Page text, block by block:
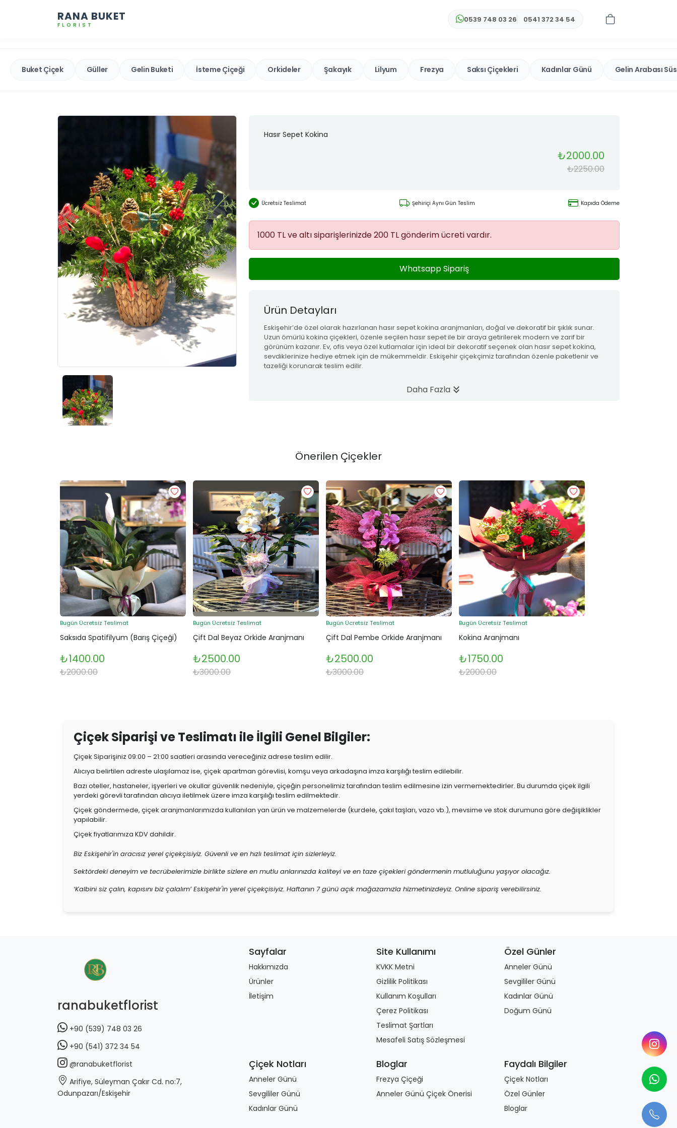
RANA BUKET
FLORIST
0539 748 03 26 0541 372 34 54
Buket Çiçek Güller Gelin Buketi İsteme Çiçeği Orkideler Şakayık Lilyum Frezya Saksı Çiçekleri Kadınlar Günü Gelin Arabası
Hasır Sepet Kokina
₺2000.00
₺2250.00
Ücretsiz Teslimat Şehiriçi Aynı Gün Teslim Kapıda Ödeme
1000 TL ve altı siparişlerinizde 200 TL gönderim ücreti vardır.
Whatsapp Sipariş
Ürün Detayları
Eskişehir’de özel olarak hazırlanan hasır sepet kokina aranjmanları, doğal ve dekoratif bir şıklık sunar.
Uzun ömürlü kokina çiçekleri, özenle seçilen hasır sepet ile bir araya getirilerek modern ve zarif bir
görünüm kazanır. Ev, ofis veya özel kutlamalar için ideal bir dekoratif seçenek olan hasır sepet kokina,
sevdiklerinize hediye etmek için de mükemmeldir. Eskişehir çiçekçimiz tarafından özenle paketlenir ve
tazeliği korunarak teslim edilir.
Daha Fazlakeyboard_double_arrow_down
Önerilen Çiçekler
Bugün Ücretsiz Teslimat
Saksıda Spatifilyum (Barış Çiçeği)
₺1400.00
₺2000.00
Bugün Ücretsiz Teslimat
Çift Dal Beyaz Orkide Aranjmanı
₺2500.00
₺3000.00
Bugün Ücretsiz Teslimat
Çift Dal Pembe Orkide Aranjmanı
₺2500.00
₺3000.00
Bugün Ücretsiz Teslimat
Kokina Aranjmanı
₺1750.00
₺2000.00
Çiçek Siparişi ve Teslimatı ile İlgili Genel Bilgiler:
Çiçek Siparişiniz 09:00 – 21:00 saatleri arasında vereceğiniz adrese teslim edilir.
Alıcıya belirtilen adreste ulaşılamaz ise, çiçek apartman görevlisi, komşu veya arkadaşına imza karşılığı teslim edilebilir.
Bazı oteller, hastaneler, işyerleri ve okullar güvenlik nedeniyle, çiçeğin personelimiz tarafından teslim edilmesine izin vermemektedirler. Bu durumda çiçek ilgili
yerdeki görevli tarafından alıcıya iletilmek üzere imza karşılığı teslim edilmektedir.
Çiçek göndermede, çiçek aranjmanlarımızda kullanılan yan ürün ve malzemelerde (kurdele, çakıl taşları, vazo vb.), mevsime ve stok durumuna göre değişiklikler
yapılabilir.
Çiçek fiyatlarımıza KDV dahildir.
Biz Eskişehir'in aracısız yerel çiçekçisiyiz. Güvenli ve en hızlı teslimat için sizlerleyiz.
Sektördeki deneyim ve tecrübelerimizle birlikte sizlere en mutlu anlarınızda kaliteyi ve en taze çiçekleri göndermenin mutluluğunu yaşıyor olacağız.
‘Kalbini siz çalın, kapısını biz çalalım’ Eskişehir'in yerel çiçekçisiyiz. Haftanın 7 günü açık mağazamızla hizmetinizdeyiz. Online sipariş verebilirsiniz.
ranabuketflorist
+90 (539) 748 03 26
+90 (541) 372 34 54
@ranabuketflorist
Arifiye, Süleyman Çakır Cd. no:7,
Odunpazarı/Eskişehir
Sayfalar
Hakkımızda
Ürünler
İletişim
Site Kullanımı
KVKK Metni
Gizlilik Politikası
Kullanım Koşulları
Çerez Politikası
Teslimat Şartları
Mesafeli Satış Sözleşmesi
Özel Günler
Anneler Günü
Sevgililer Günü
Kadınlar Günü
Doğum Günü
Çiçek Notları
Anneler Günü
Sevgililer Günü
Kadınlar Günü
Bloglar
Frezya Çiçeği
Anneler Günü Çiçek Önerisi
Faydalı Bilgiler
Çiçek Notları
Özel Günler
Bloglar